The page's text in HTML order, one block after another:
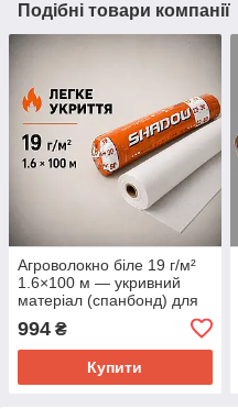
Подібні товари компанії
Агроволокно біле 19 г/м²
1.6×100 м — укривний
матеріал (спанбонд) для
захисту рослин від
заморозків
994 ₴
Купити